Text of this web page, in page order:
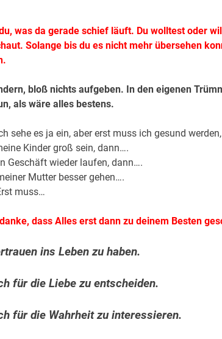
was da gerade schief läuft. Du wolltest oder
Solange bis du es nicht mehr übersehen
bloß nichts aufgeben. In den eigenen
als wäre alles bestens.
sehe es ja ein, aber erst muss ich gesund
Kinder groß sein, dann….
Geschäft wieder laufen, dann….
Mutter besser gehen….
muss…
dass Alles erst dann zu deinem Besten
ins Leben zu haben.
für die Liebe zu entscheiden.
für die Wahrheit zu interessieren.